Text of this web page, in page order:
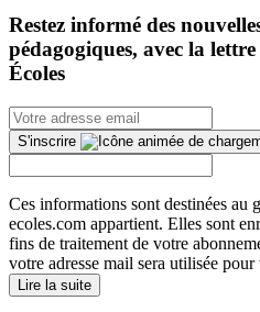
Restez informé des
pédagogiques, avec la
Écoles
S'inscrire
Ces informations sont destinées au
ecoles.com appartient. Elles sont
fins de traitement de votre
votre adresse mail sera utilisée
Lire la suite